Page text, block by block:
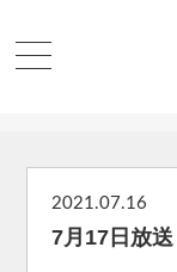
2021.07.16
7月17日放